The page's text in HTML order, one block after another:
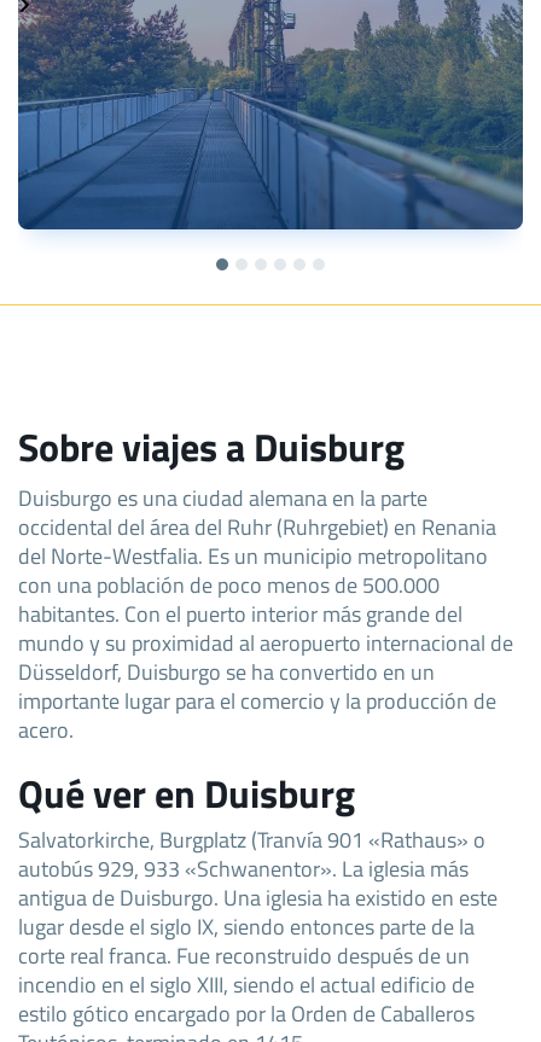
Sobre viajes a Duisburg
Duisburgo es una ciudad alemana en la parte
occidental del área del Ruhr (Ruhrgebiet) en Renania
del Norte-Westfalia. Es un municipio metropolitano
con una población de poco menos de 500.000
habitantes. Con el puerto interior más grande del
mundo y su proximidad al aeropuerto internacional de
Düsseldorf, Duisburgo se ha convertido en un
importante lugar para el comercio y la producción de
acero.
Qué ver en Duisburg
Salvatorkirche, Burgplatz (Tranvía 901 «Rathaus» o
autobús 929, 933 «Schwanentor». La iglesia más
antigua de Duisburgo. Una iglesia ha existido en este
lugar desde el siglo IX, siendo entonces parte de la
corte real franca. Fue reconstruido después de un
incendio en el siglo XIII, siendo el actual edificio de
estilo gótico encargado por la Orden de Caballeros